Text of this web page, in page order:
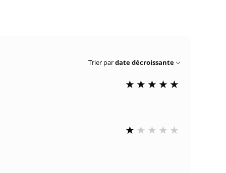
Trier pardate décroissante